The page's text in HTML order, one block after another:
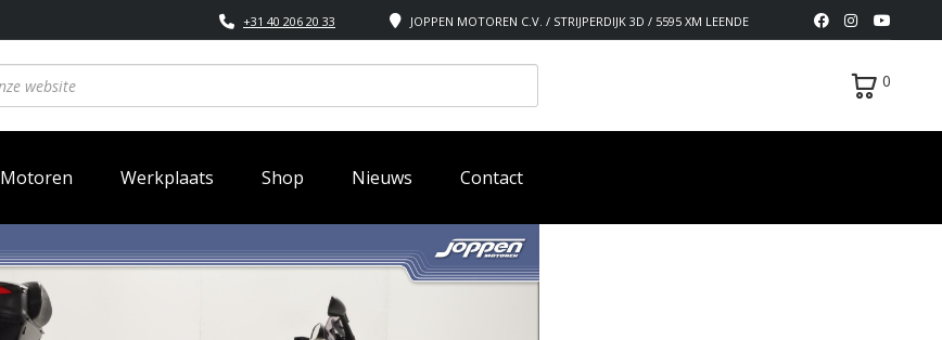
JOPPEN MOTOREN C.V. / STRIJPERDIJK 3D / 5595 XM LEENDE
+31 40 206 20 33
0
Motoren Werkplaats Shop Nieuws Contact